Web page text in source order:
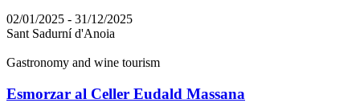
02/01/2025 - 31/12/2025
Sant Sadurní d'Anoia
Gastronomy and wine tourism
Esmorzar al Celler Eudald Massana